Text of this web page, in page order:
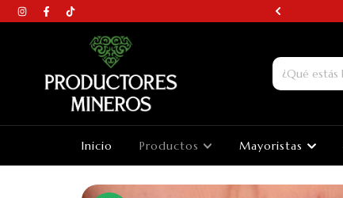
AROS DE PIEDRAS
Inicio Productos Mayoristas